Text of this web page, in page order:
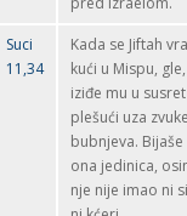
Suci
11,34
Kada se Jiftah
kući u Mispu, gle,
iziđe mu u
plešući uza
bubnjeva.
ona jedinica,
nje nije imao ni